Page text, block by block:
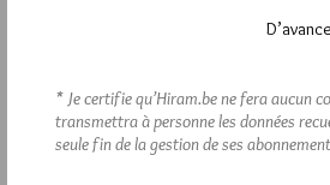
* Je certifie qu’Hiram.be ne fera aucun
transmettra à personne les données
seule fin de la gestion de ses